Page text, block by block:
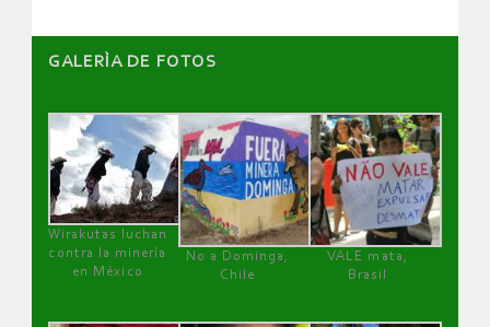
GALERÌA DE FOTOS
Wirakutas luchan
contra la minería
en México
No a Dominga,
Chile
VALE mata,
Brasil